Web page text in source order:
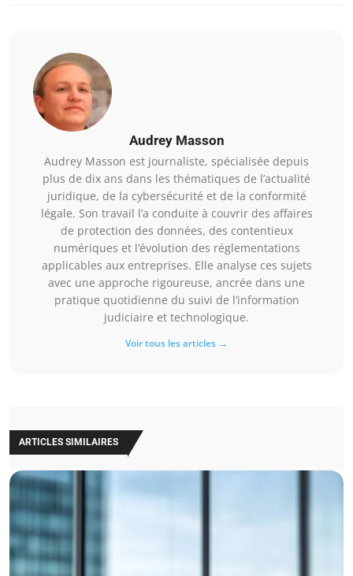
Audrey Masson
Audrey Masson est journaliste, spécialisée depuis
plus de dix ans dans les thématiques de l’actualité
juridique, de la cybersécurité et de la conformité
légale. Son travail l’a conduite à couvrir des affaires
de protection des données, des contentieux
numériques et l’évolution des réglementations
applicables aux entreprises. Elle analyse ces sujets
avec une approche rigoureuse, ancrée dans une
pratique quotidienne du suivi de l’information
judiciaire et technologique.
Voir tous les articles →
ARTICLES SIMILAIRES